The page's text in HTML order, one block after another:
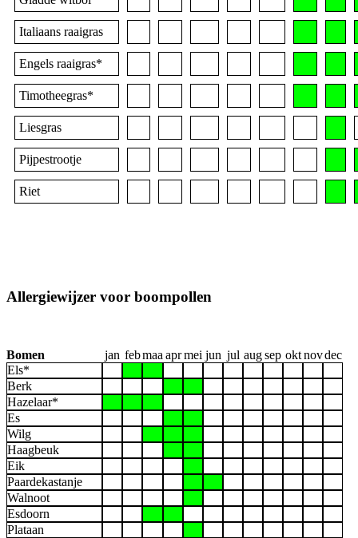
Italiaans raaigras
Engels raaigras*
Timotheegras*
Liesgras
Pijpestrootje
Riet
Allergiewijzer voor boompollen
Bomen jan febmaa apr mei jun jul augsep okt novdec
Els*
Berk
Hazelaar*
Es
Wilg
Haagbeuk
Eik
Paardekastanje
Walnoot
Esdoorn
Plataan